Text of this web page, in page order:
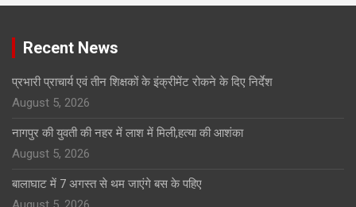
Recent News
प्रभारी प्राचार्य एवं तीन शिक्षकों के इंक्रीमेंट रोकने के दिए निर्देश
August 5, 2026
नागपुर की युवती की नहर में लाश में मिली,हत्या की आशंका
August 5, 2026
बालाघाट में 7 अगस्त से थम जाएंगे बस के पहिए